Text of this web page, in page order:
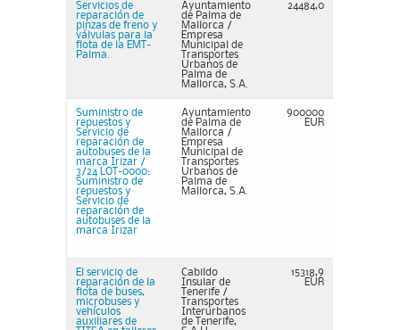
Servicios de
reparación de
pinzas de freno y
válvulas para la
flota de la EMT-
Palma.
Ayuntamiento
de Palma de
Mallorca /
Empresa
Municipal de
Transportes
Urbanos de
Palma de
Mallorca, S.A.
24484,0
Suministro de
repuestos y
Servicio de
reparación de
autobuses de la
marca Irizar /
3/24 LOT-0000:
Suministro de
repuestos y
Servicio de
reparación de
autobuses de la
marca Irizar
Ayuntamiento
de Palma de
Mallorca /
Empresa
Municipal de
Transportes
Urbanos de
Palma de
Mallorca, S.A.
900000
EUR
El servicio de
reparación de la
flota de buses,
microbuses y
vehículos
auxiliares de
Cabildo
Insular de
Tenerife /
Transportes
Interurbanos
de Tenerife,
15318,9
EUR